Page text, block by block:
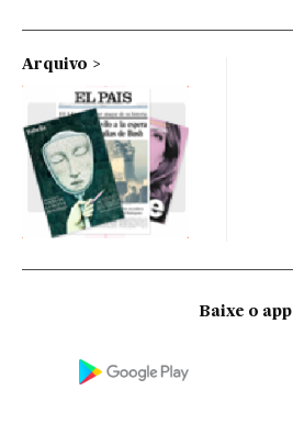
Arquivo
Baixe o app